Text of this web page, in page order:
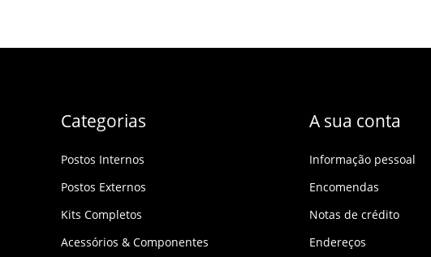
Categorias
Postos Internos
Postos Externos
Kits Completos
Acessórios & Componentes
A sua conta
Informação pessoal
Encomendas
Notas de crédito
Endereços